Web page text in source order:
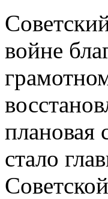
войне
плановая
стало